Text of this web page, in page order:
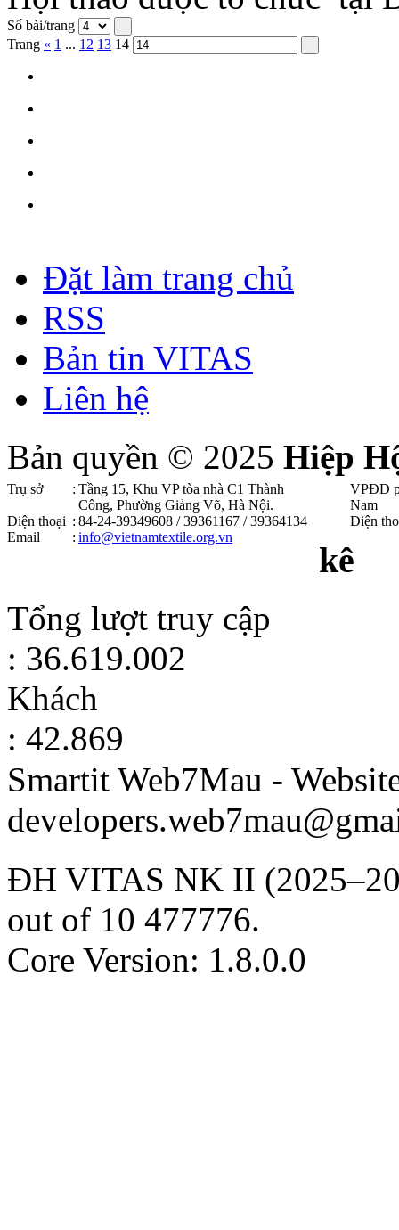
Số bài/trang
Trang « 1 ... 12 13 14
Đặt làm trang chủ
RSS
Bản tin VITAS
Liên hệ
Bản quyền © 2025 Hiệp
Trụ sở : Tầng 15, Khu VP tòa nhà C1 Thành
Công, Phường Giảng Võ, Hà Nội .
Điện thoại : 84-24-39349608 / 39361167 / 39364134
Email
: info@vietnamtextile.org.vn
VPĐD
Nam
Điện
kê
Tổng lượt truy cập
: 36.619.002
Khách
: 42.869
Smartit Web7Mau -
ĐH VITAS NK II
out of 10 477776.
Core Version: 1.8.0.0